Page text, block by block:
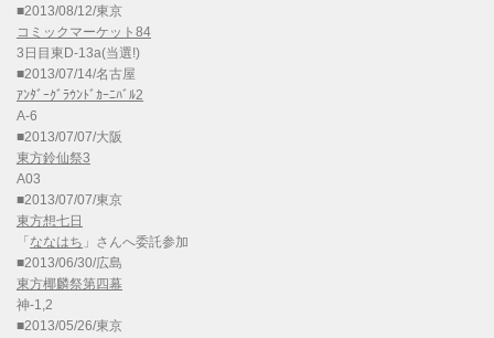
■2013/08/12/東京
コミックマーケット84
3日目東D-13a(当選!)
■2013/07/14/名古屋
ｱﾝﾀﾞｰｸﾞﾗｳﾝﾄﾞｶｰﾆﾊﾞﾙ2
A-6
■2013/07/07/大阪
東方鈴仙祭3
A03
■2013/07/07/東京
東方想七日
「 ななはち 」さんへ委託参加
■2013/06/30/広島
東方椰麟祭第四幕
神-1,2
■2013/05/26/東京